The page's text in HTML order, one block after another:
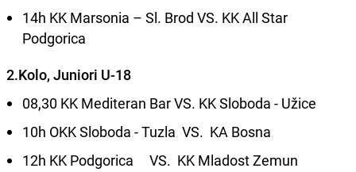
14h KK Marsonia – Sl. Brod VS. KK All Star
Podgorica
2.Kolo, Juniori U-18
08,30 KK Mediteran Bar VS. KK Sloboda - Užice
10h OKK Sloboda - Tuzla VS. KA Bosna
12h KK Podgorica VS. KK Mladost Zemun